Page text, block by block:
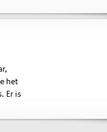
het
Er is